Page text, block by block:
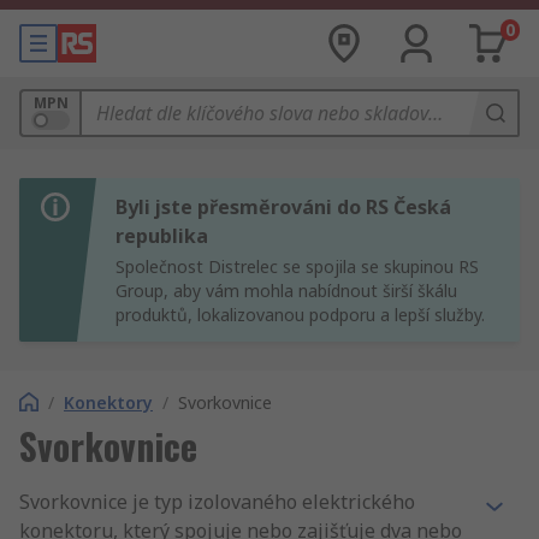
0
MPN
Byli jste přesměrováni do RS Česká
republika
Společnost Distrelec se spojila se skupinou RS
Group, aby vám mohla nabídnout širší škálu
produktů, lokalizovanou podporu a lepší služby.
/ Konektory / Svorkovnice
Svorkovnice
Svorkovnice je typ izolovaného elektrického
konektoru, který spojuje nebo zajišťuje dva nebo